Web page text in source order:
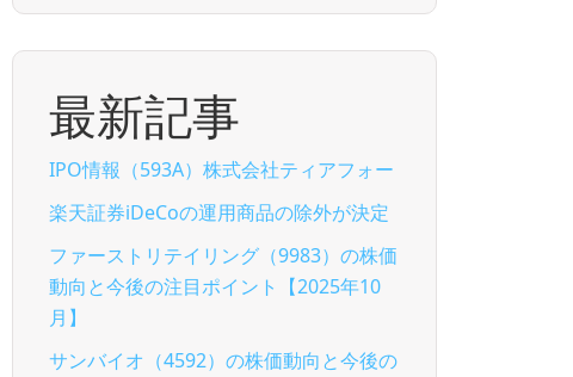
最新記事
IPO情報（593A）株式会社ティアフォー
楽天証券iDeCoの運用商品の除外が決定
ファーストリテイリング（9983）の株価
動向と今後の注目ポイント【2025年10
月】
サンバイオ（4592）の株価動向と今後の